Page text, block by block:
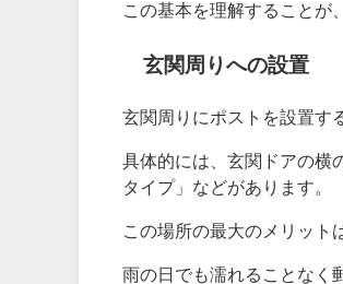
この基本を理解することが
玄関周りへの設置
玄関周りにポストを設置す
具体的には、玄関ドアの横
タイプ」などがあります。
この場所の最大のメリット
雨の日でも濡れることなく